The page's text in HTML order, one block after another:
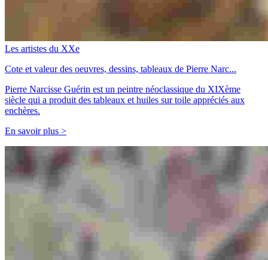
Les artistes du XXe
Cote et valeur des oeuvres, dessins, tableaux de Pierre Narc...
Pierre Narcisse Guérin est un peintre néoclassique du XIXème
siècle qui a produit des tableaux et huiles sur toile appréciés aux
enchères.
En savoir plus >